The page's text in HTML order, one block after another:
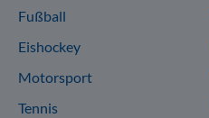
Fußball
Eishockey
Motorsport
Tennis